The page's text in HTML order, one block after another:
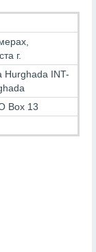
г.
Hurghada INT-
Box 13